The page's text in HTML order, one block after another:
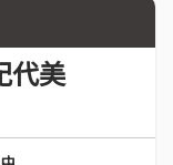
代美